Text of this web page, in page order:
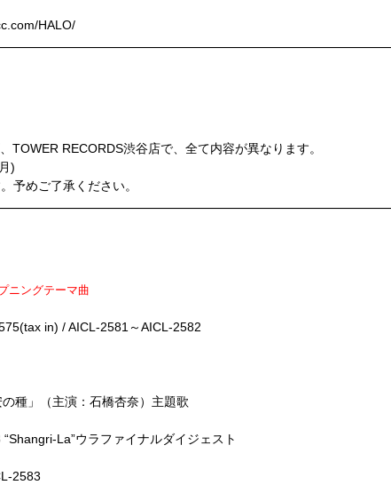
HALO/
RECORDS渋谷店で、全て内容が異なります。
)
予めご了承ください。
ニングテーマ曲
in) / AICL-2581～AICL-2582
種」（主演：石橋杏奈）主題歌
La”ウラファイナルダイジェスト
2583